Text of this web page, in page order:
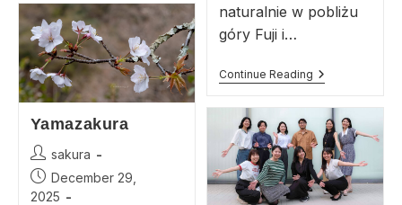
naturalnie w pobliżu
góry Fuji i…
Continue Reading
Yamazakura
sakura
December 29,
2025